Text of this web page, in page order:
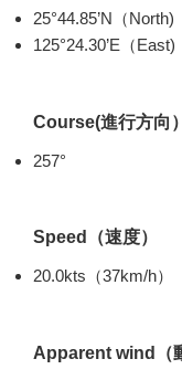
25°44.85’N（North)
125°24.30’E（East)
Course(進行方向）
257°
Speed（速度）
20.0kts（37km/h）
Apparent wind（